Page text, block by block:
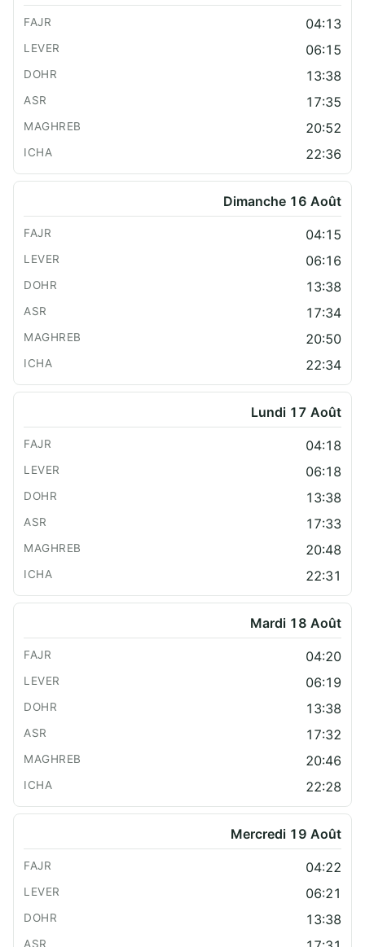
04:13
06:15
13:38
17:35
20:52
22:36
Dimanche 16 Août
04:15
06:16
13:38
17:34
20:50
22:34
Lundi 17 Août
04:18
06:18
13:38
17:33
20:48
22:31
Mardi 18 Août
04:20
06:19
13:38
17:32
20:46
22:28
Mercredi 19 Août
04:22
06:21
13:38